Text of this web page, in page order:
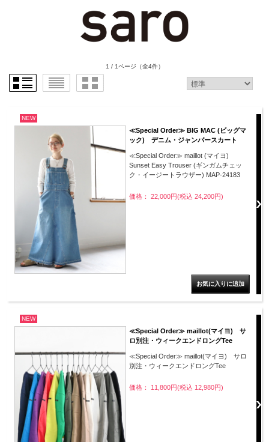
1 / 1ページ （全4件）
NEW
≪Special Order≫ BIG MAC (ビッグマ
ック) デニム・ジャンパースカート
≪Special Order≫ maillot (マイヨ)
Sunset Easy Trouser (ギンガムチェッ
ク・イージートラウザー) MAP-24183
価格： 22,000円(税込 24,200円)
NEW
≪Special Order≫ maillot(マイヨ) サ
ロ別注・ウィークエンドロングTee
≪Special Order≫ maillot(マイヨ) サロ
別注・ウィークエンドロングTee
価格： 11,800円(税込 12,980円)